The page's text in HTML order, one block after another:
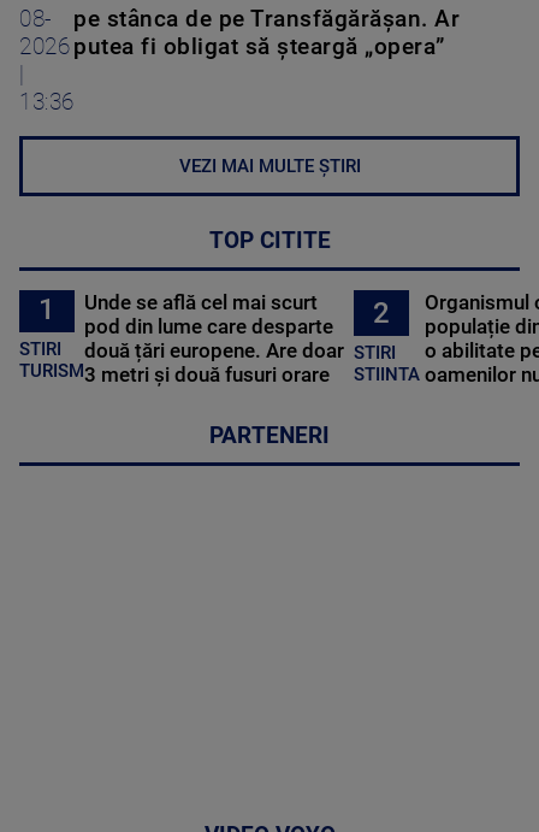
08-
2026
13:36
pe stânca de pe Transfăgărășan. Ar
putea fi obligat să șteargă „opera”
VEZI MAI MULTE ȘTIRI
TOP CITITE
1
STIRI
TURISM
Unde se află cel mai scurt
pod din lume care desparte
două țări europene. Are doar
3 metri și două fusuri orare
2
STIRI
STIINTA
Organismul
populație
o abilitate
oamenilor
PARTENERI